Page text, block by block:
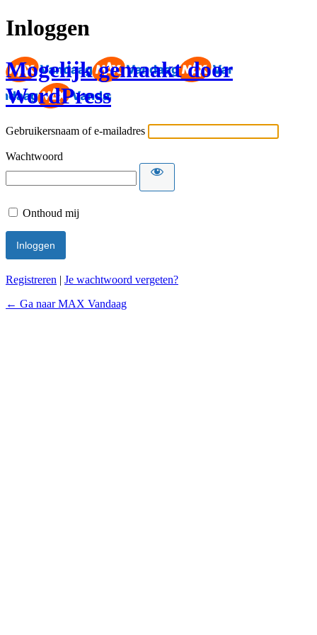
Inloggen
Mogelijk gemaakt door
WordPress
Gebruikersnaam of e-mailadres
Wachtwoord
Onthoud mij
Registreren | Je wachtwoord vergeten?
← Ga naar MAX Vandaag